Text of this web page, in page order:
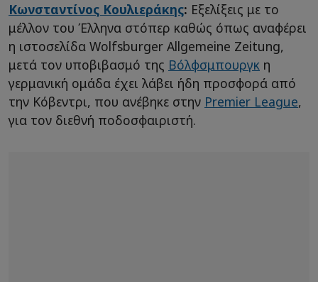
Κωνσταντίνος Κουλιεράκης: Εξελίξεις με το
μέλλον του Έλληνα στόπερ καθώς όπως αναφέρει
η ιστοσελίδα Wolfsburger Allgemeine Zeitung,
μετά τον υποβιβασμό της Βόλφσμπουργκ η
γερμανική ομάδα έχει λάβει ήδη προσφορά από
την Κόβεντρι, που ανέβηκε στην Premier League,
για τον διεθνή ποδοσφαιριστή.